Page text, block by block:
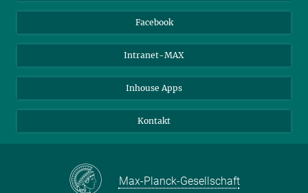
Facebook
Intranet-MAX
Inhouse Apps
Kontakt
Max-Planck-Gesellschaft